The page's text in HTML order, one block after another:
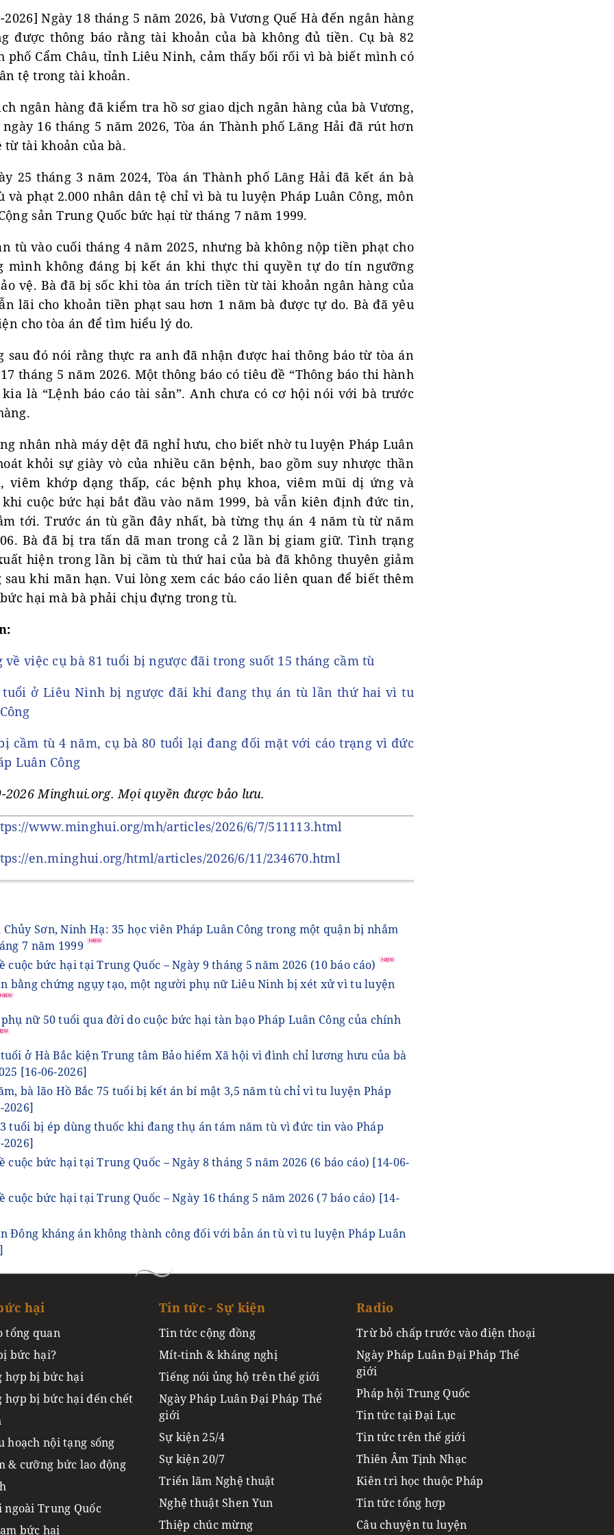
2026] Ngày 18 tháng 5 năm 2026, bà Vương Quế Hà đến ngân hàng
được thông báo rằng tài khoản của bà không đủ tiền. Cụ bà 82
phố Cẩm Châu, tỉnh Liêu Ninh, cảm thấy bối rối vì bà biết mình có
tệ trong tài khoản.
ngân hàng đã kiểm tra hồ sơ giao dịch ngân hàng của bà Vương,
16 tháng 5 năm 2026, Tòa án Thành phố Lăng Hải đã rút hơn
từ tài khoản của bà.
25 tháng 3 năm 2024, Tòa án Thành phố Lăng Hải đã kết án bà
và phạt 2.000 nhân dân tệ chỉ vì bà tu luyện Pháp Luân Công, môn
sản Trung Quốc bức hại từ tháng 7 năm 1999.
tù vào cuối tháng 4 năm 2025, nhưng bà không nộp tiền phạt cho
mình không đáng bị kết án khi thực thi quyền tự do tín ngưỡng
vệ. Bà đã bị sốc khi tòa án trích tiền từ tài khoản ngân hàng của
lãi cho khoản tiền phạt sau hơn 1 năm bà được tự do. Bà đã yêu
cho tòa án để tìm hiểu lý do.
sau đó nói rằng thực ra anh đã nhận được hai thông báo từ tòa án
tháng 5 năm 2026. Một thông báo có tiêu đề “Thông báo thi hành
là “Lệnh báo cáo tài sản”. Anh chưa có cơ hội nói với bà trước
nhân nhà máy dệt đã nghỉ hưu, cho biết nhờ tu luyện Pháp Luân
khỏi sự giày vò của nhiều căn bệnh, bao gồm suy nhược thần
viêm khớp dạng thấp, các bệnh phụ khoa, viêm mũi dị ứng và
khi cuộc bức hại bắt đầu vào năm 1999, bà vẫn kiên định đức tin,
tới. Trước án tù gần đây nhất, bà từng thụ án 4 năm tù từ năm
Bà đã bị tra tấn dã man trong cả 2 lần bị giam giữ. Tình trạng
hiện trong lần bị cầm tù thứ hai của bà đã không thuyên giảm
sau khi mãn hạn. Vui lòng xem các báo cáo liên quan để biết thêm
hại mà bà phải chịu đựng trong tù.
về việc cụ bà 81 tuổi bị ngược đãi trong suốt 15 tháng cầm tù
ở Liêu Ninh bị ngược đãi khi đang thụ án tù lần thứ hai vì tu
cầm tù 4 năm, cụ bà 80 tuổi lại đang đối mặt với cáo trạng vì đức
Luân Công
2026 Minghui.org. Mọi quyền được bảo lưu.
www.minghui.org/mh/articles/2026/6/7/511113.html
en.minghui.org/html/articles/2026/6/11/234670.html
Sơn, Ninh Hạ: 35 học viên Pháp Luân Công trong một quận bị nhắm
7 năm 1999
cuộc bức hại tại Trung Quốc – Ngày 9 tháng 5 năm 2026 (10 báo cáo)
bằng chứng ngụy tạo, một người phụ nữ Liêu Ninh bị xét xử vì tu luyện
nữ 50 tuổi qua đời do cuộc bức hại tàn bạo Pháp Luân Công của chính
ở Hà Bắc kiện Trung tâm Bảo hiểm Xã hội vì đình chỉ lương hưu của bà
[16-06-2026]
bà lão Hồ Bắc 75 tuổi bị kết án bí mật 3,5 năm tù chỉ vì tu luyện Pháp
2026]
tuổi bị ép dùng thuốc khi đang thụ án tám năm tù vì đức tin vào Pháp
2026]
cuộc bức hại tại Trung Quốc – Ngày 8 tháng 5 năm 2026 (6 báo cáo) [14-06-
cuộc bức hại tại Trung Quốc – Ngày 16 tháng 5 năm 2026 (7 báo cáo) [14-
Đông kháng án không thành công đối với bản án tù vì tu luyện Pháp Luân
hại
tổng quan
bức hại?
hợp bị bức hại
hợp bị bức hại đến chết
hoạch nội tạng sống
& cưỡng bức lao động
ngoài Trung Quốc
bức hại
Tin tức - Sự kiện
Tin tức cộng đồng
Mít-tinh & kháng nghị
Tiếng nói ủng hộ trên thế giới
Ngày Pháp Luân Đại Pháp Thế
giới
Sự kiện 25/4
Sự kiện 20/7
Triển lãm Nghệ thuật
Nghệ thuật Shen Yun
Thiệp chúc mừng
Radio
Trừ bỏ chấp trước vào điện thoại
Ngày Pháp Luân Đại Pháp Thế
giới
Pháp hội Trung Quốc
Tin tức tại Đại Lục
Tin tức trên thế giới
Thiên Âm Tịnh Nhạc
Kiên trì học thuộc Pháp
Tin tức tổng hợp
Câu chuyện tu luyện